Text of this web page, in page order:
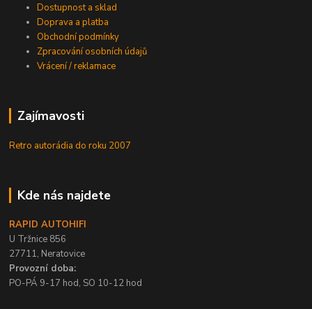
Dostupnost a sklad
Doprava a platba
Obchodní podmínky
Zpracování osobních údajů
Vrácení / reklamace
Zajímavosti
Retro autorádia do roku 2007
Kde nás najdete
RAPID AUTOHIFI
U Tržnice 856
27711, Neratovice
Provozní doba:
PO-PÁ 9-17 hod, SO 10-12 hod